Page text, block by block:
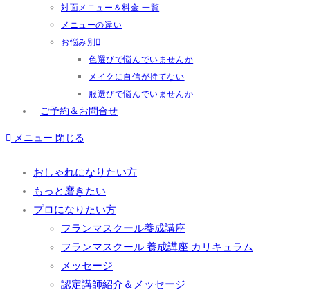
対面メニュー＆料金 一覧
メニューの違い
お悩み別
色選びで悩んでいませんか
メイクに自信が持てない
服選びで悩んでいませんか
ご予約＆お問合せ
メニュー 閉じる
おしゃれになりたい方
もっと磨きたい
プロになりたい方
フランマスクール養成講座
フランマスクール 養成講座 カリキュラム
メッセージ
認定講師紹介＆メッセージ